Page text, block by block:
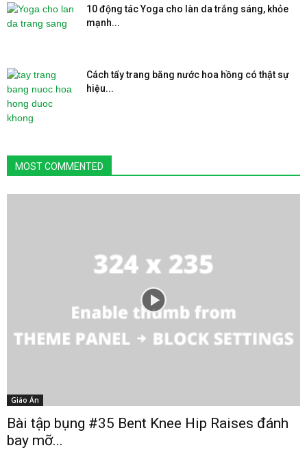
10 động tác Yoga cho làn da trắng sáng, khỏe
mạnh...
Cách tẩy trang bằng nước hoa hồng có thật sự
hiệu...
MOST COMMENTED
Giáo Án
Bài tập bụng #35 Bent Knee Hip Raises đánh
bay mỡ...